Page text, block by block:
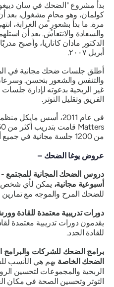
كولمان، وهو محامٍ مشغول، بعد
مرة. ما بدأ بشعورٍ من الغرابة،
والسعادة والانتعاش. بعد أن
الدكتور مادان كاتاريا، وأصبح
أبريل ٢٠٠٧.
أطلق جلسات ضحك مجانية في
والتنفس والشعور بتحسن.
غير الربحية بدعوته لإدارة
الفريق وتقليل التوتر.
من 1200 جلسة مجانية في جميع أنحاء سان دييغو.
عروض يوغا الضحك –
دروس الضحك المجانية للمجتمع-
أسبوعية مجانية،يمكن لأي شخص
للضحك المرح والموجه مع تمارين
دورات تدريبية معتمدة للقادة
يقدمون دورات تدريبية معتمدة
للقادة الجدد.
برامج الضحك للشركات والبرامج
الضحك الخاصةبهم هي الأنسب
الربحية والمجموعات لتحسين
التوتر وتحسين الصحة في مكان